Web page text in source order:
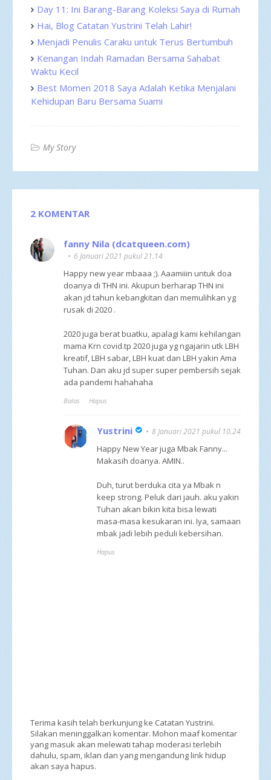
Day 11: Ini Barang-Barang Koleksi Saya di Rumah
Hai, Blog Catatan Yustrini Telah Lahir!
Menjadi Penulis Caraku untuk Terus Bertumbuh
Kenangan Indah Ramadan Bersama Sahabat
Waktu Kecil
Best Momen 2018 Saya Adalah Ketika Menjalani
Kehidupan Baru Bersama Suami
My Story
2 KOMENTAR
fanny Nila (dcatqueen.com)
6 Januari 2021 pukul 21.14
Happy new year mbaaa ;). Aaamiiin untuk doa
doanya di THN ini. Akupun berharap THN ini
akan jd tahun kebangkitan dan memulihkan yg
rusak di 2020 .
2020 juga berat buatku, apalagi kami kehilangan
mama Krn covid.tp 2020 juga yg ngajarin utk LBH
kreatif, LBH sabar, LBH kuat dan LBH yakin Ama
Tuhan. Dan aku jd super super pembersih sejak
ada pandemi hahahaha
Balas Hapus
Yustrini 8 Januari 2021 pukul 10.24
Happy New Year juga Mbak Fanny...
Makasih doanya. AMIN..
Duh, turut berduka cita ya Mbak n
keep strong. Peluk dari jauh. aku yakin
Tuhan akan bikin kita bisa lewati
masa-masa kesukaran ini. Iya, samaan
mbak jadi lebih peduli kebersihan.
Hapus
Terima kasih telah berkunjung ke Catatan Yustrini.
Silakan meninggalkan komentar. Mohon maaf komentar
yang masuk akan melewati tahap moderasi terlebih
dahulu, spam, iklan dan yang mengandung link hidup
akan saya hapus.